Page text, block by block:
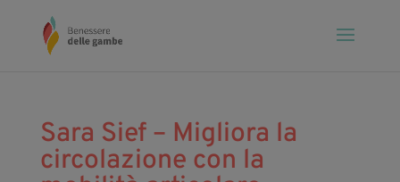
Sara Sief – Migliora la
circolazione con la